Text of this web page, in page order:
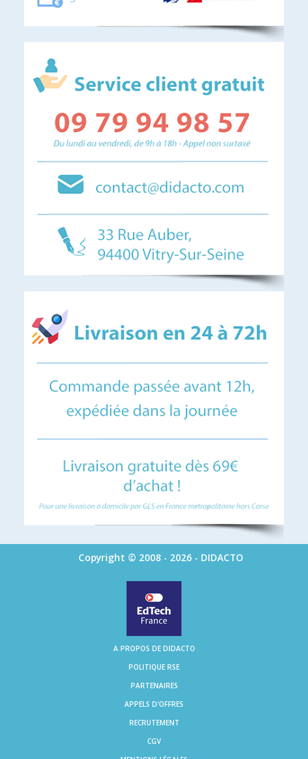
Copyright © 2008 - 2026 - DIDACTO
A PROPOS DE DIDACTO
POLITIQUE RSE
PARTENAIRES
APPELS D'OFFRES
RECRUTEMENT
CGV